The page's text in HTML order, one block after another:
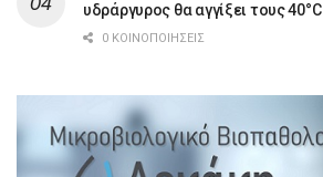
υδράργυρος θα αγγίξει τους 40°C
0 ΚΟΙΝΟΠΟΙΉΣΕΙΣ